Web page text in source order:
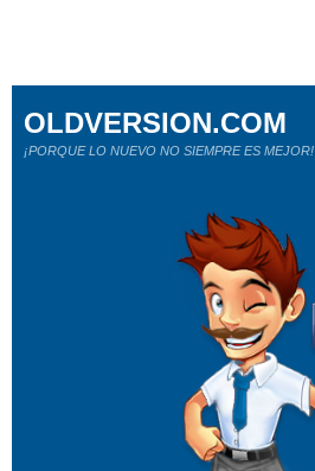
OLDVERSION.COM
¡PORQUE LO NUEVO NO SIEMPRE ES MEJOR!